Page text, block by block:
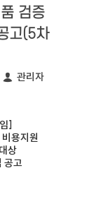
검증
고(5차
작성자:
관리자
]
용지원
상
공고